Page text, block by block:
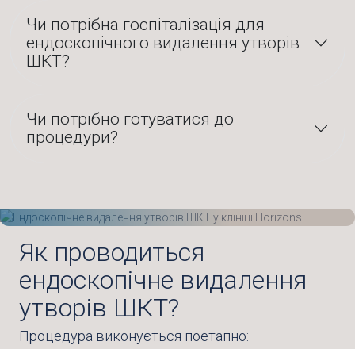
Чи потрібна госпіталізація для
ендоскопічного видалення утворів
ШКТ?
Чи потрібно готуватися до
процедури?
Як проводиться
ендоскопічне видалення
утворів ШКТ?
Процедура виконується поетапно: